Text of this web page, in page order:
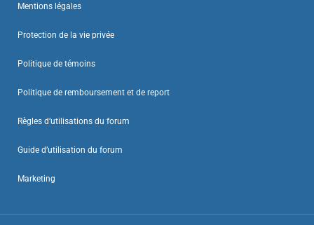
Mentions légales
Protection de la vie privée
Politique de témoins
Politique de remboursement et de report
Règles d’utilisations du forum
Guide d’utilisation du forum
Marketing